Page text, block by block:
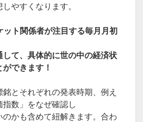
やすくなります。
ト関係者が注目する毎月月初
して、具体的に世の中の経済状
できます！
とそれぞれの発表時期、例え
数」をなぜ確認し
のかも含めて紐解きます。合わ